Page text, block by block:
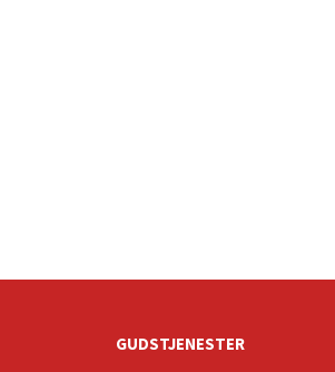
GUDSTJENESTER